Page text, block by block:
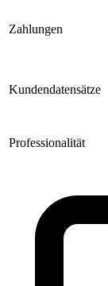
Zahlungen
Kundendatensätze
Professionalität